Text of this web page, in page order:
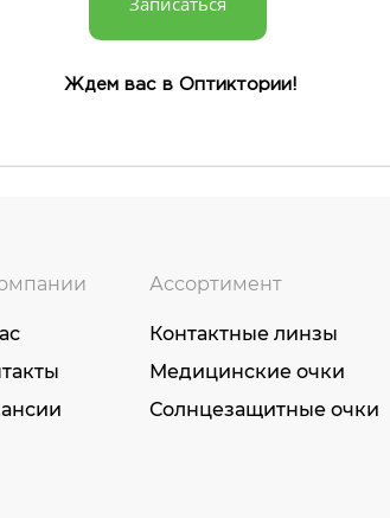
Ждем вас в Оптиктории!
Ассортимент
Контактные линзы
Медицинские очки
Солнцезащитные очки